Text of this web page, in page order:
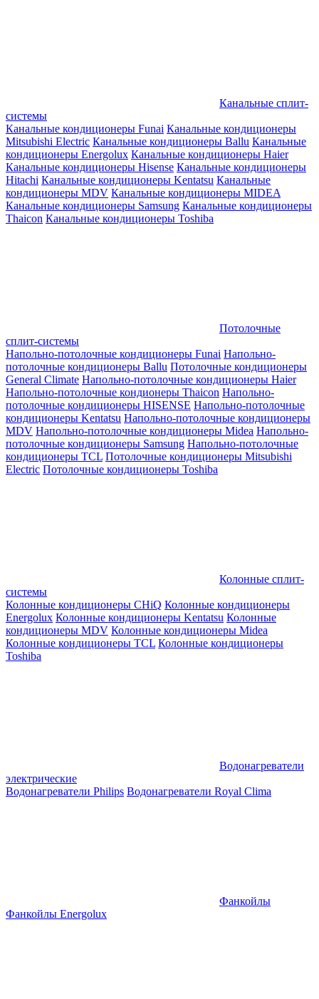
Канальные сплит-
системы
Канальные кондиционеры Funai Канальные кондиционеры
Mitsubishi Electric Канальные кондиционеры Ballu Канальные
кондиционеры Energolux Канальные кондиционеры Haier
Канальные кондиционеры Hisense Канальные кондиционеры
Hitachi Канальные кондиционеры Kentatsu Канальные
кондиционеры MDV Канальные кондиционеры MIDEA
Канальные кондиционеры Samsung Канальные кондиционеры
Thaicon Канальные кондиционеры Toshiba
Потолочные
сплит-системы
Напольно-потолочные кондиционеры Funai Напольно-
потолочные кондиционеры Ballu Потолочные кондиционеры
General Climate Напольно-потолочные кондиционеры Haier
Напольно-потолочные кондионеры Thaicon Напольно-
потолочные кондиционеры HISENSE Напольно-потолочные
кондиционеры Kentatsu Напольно-потолочные кондиционеры
MDV Напольно-потолочные кондиционеры Midea Напольно-
потолочные кондиционеры Samsung Напольно-потолочные
кондиционеры TCL Потолочные кондиционеры Mitsubishi
Electric Потолочные кондиционеры Toshiba
Колонные сплит-
системы
Колонные кондиционеры CHiQ Колонные кондиционеры
Energolux Колонные кондиционеры Kentatsu Колонные
кондиционеры MDV Колонные кондиционеры Midea
Колонные кондиционеры TCL Колонные кондиционеры
Toshiba
Водонагреватели
электрические
Водонагреватели Philips Водонагреватели Royal Clima
Фанкойлы
Фанкойлы Energolux